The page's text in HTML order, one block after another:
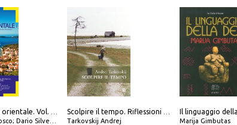
Silvestro; Marco Sbrizzi
Tarkovskij Andrej
Il linguaggio
Marija Gimbutas